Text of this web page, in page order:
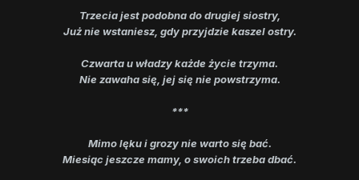
Trzecia jest podobna do drugiej siostry,
Już nie wstaniesz, gdy przyjdzie kaszel ostry.
Czwarta u władzy każde życie trzyma.
Nie zawaha się, jej się nie powstrzyma.
***
Mimo lęku i grozy nie warto się bać.
Miesiąc jeszcze mamy, o swoich trzeba dbać.